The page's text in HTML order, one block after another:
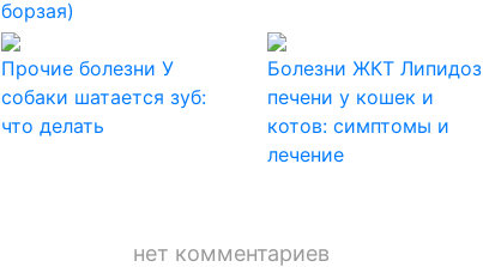
борзая)
Прочие болезни У
собаки шатается зуб:
что делать
Болезни ЖКТ Липидоз
печени у кошек и
котов: симптомы и
лечение
нет комментариев